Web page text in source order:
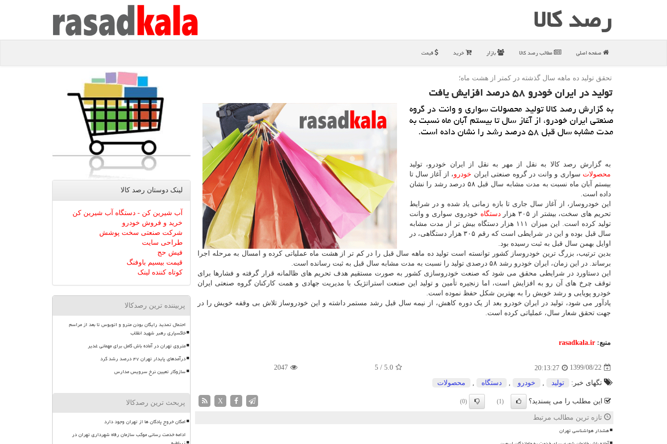
رصد كالا
صفحه اصلی مطالب رصد كالا بازار خرید قیمت
تحقق تولید ده ماهه سال گذشته در كمتر از هشت ماه؛
تولید در ایران خودرو ۵۸ درصد افزایش یافت
به گزارش رصد كالا تولید محصولات سواری و وانت در گروه
صنعتی ایران خودرو، از آغاز سال تا بیستم آبان ماه نسبت به
مدت مشابه سال قبل ۵۸ درصد رشد را نشان داده است.
به گزارش رصد کالا به نقل از مهر به نقل از ایران خودرو، تولید
محصولات سواری و وانت در گروه صنعتی ایران خودرو، از آغاز سال تا
بیستم آبان ماه نسبت به مدت مشابه سال قبل ۵۸ درصد رشد را نشان
داده است.
این خودروساز، از آغاز سال جاری تا بازه زمانی یاد شده و در شرایط
تحریم های سخت، بیشتر از ۳۰۵ هزار
دستگاه خودروی سواری و وانت
تولید کرده است. این میزان ۱۱۱ هزار دستگاه بیش تر از مدت مشابه
سال قبل بوده و این در شرایطی است که رقم ۳۰۵ هزار دستگاهی، در
اوایل بهمن سال قبل به ثبت رسیده بود.
بدین ترتیب، بزرگ ترین خودروساز کشور توانسته است تولید ده ماهه سال قبل را در کم تر از هشت ماه عملیاتی کرده و امسال به مرحله اجرا
برساند. در این زمان، ایران خودرو رشد ۵۸ درصدی تولید را نسبت به مدت مشابه سال قبل به ثبت رسانده است.
این دستاورد در شرایطی محقق می شود که صنعت خودروسازی کشور به صورت مستقیم هدف تحریم های ظالمانه قرار گرفته و فشارها برای
توقف چرخ های آن رو به افزایش است، اما زنجیره تأمین و تولید این صنعت استراتژیک با مدیریت جهادی و همت کارکنان گروه صنعتی ایران
خودرو پویایی و رشد خویش را به بهترین شکل حفظ نموده است.
یادآور می شود، تولید در ایران خودرو بعد از یک دوره کاهش، از نیمه سال قبل رشد مستمر داشته و این خودروساز تلاش بی وقفه خویش را در
جهت تحقق شعار سال، عملیاتی کرده است.
منبع: rasadkala.ir
1399/08/22
20:13:27
5.0
/
5
2047
تگهای خبر: تولید خودرو دستگاه محصولات
این مطلب را می پسندید؟ (1)
(0)
X
تازه ترین مطالب مرتبط
هشدار هواشناسی تهران
لینک دوستان رصد كالا
آب شیرین کن - دستگاه آب شیرین کن
خرید و فروش خودرو
شرکت صنعتی سخت پوشش
طراحی سایت
فیش حج
قیمت بیسیم باوفنگ
کوتاه کننده لینک
پربیننده ترین رصدکالا
احتمال تمدید رایگان بودن مترو و اتوبوس تا بعد از مراسم
خاکسپاری رهبر شهید انقلاب
متروی تهران در آماده باش کامل برای مهمانی غدیر
درآمدهای پایدار تهران ۴۷ درصد رشد کرد
سازوکار تعیین نرخ سرویس مدارس
پربحث ترین رصدکالا
امکان خروج پادگان ها از تهران وجود دارد
ادامه خدمت رسانی موکب سازمان رفاه شهرداری تهران در